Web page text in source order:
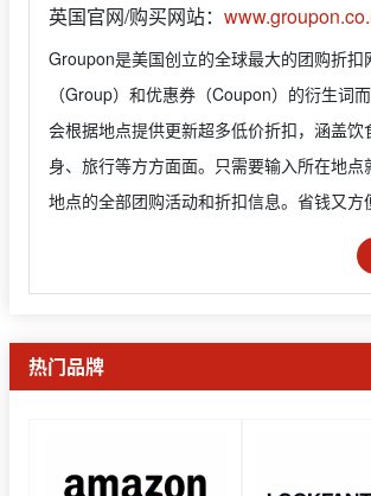
英国官网/购买网站：
Groupon是美国创立的全球最大的团购折扣
（Group）和优惠券（Coupon）的衍生词
会根据地点提供更新超多低价折扣，涵盖饮
身、旅行等方方面面。只需要输入所在地点
地点的全部团购活动和折扣信息。省钱又方
热门品牌